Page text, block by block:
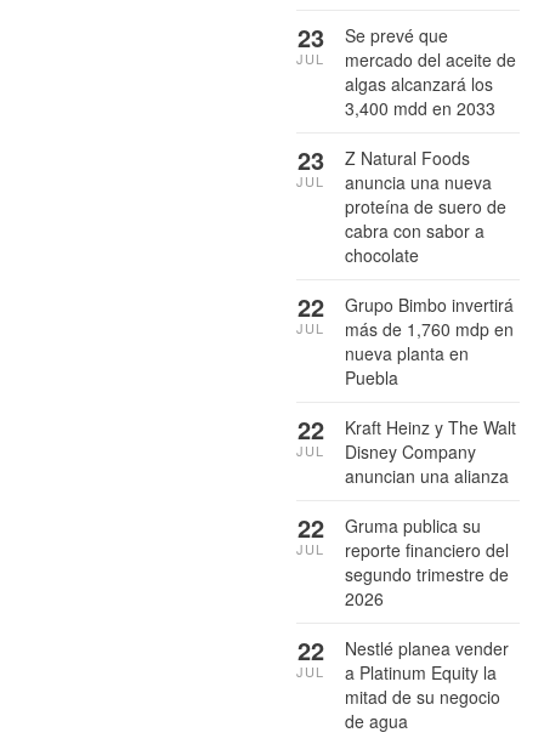
Se prevé que
mercado del aceite de
algas alcanzará los
3,400 mdd en 2033
23
JUL
Z Natural Foods
anuncia una nueva
proteína de suero de
cabra con sabor a
chocolate
23
JUL
Grupo Bimbo invertirá
más de 1,760 mdp en
nueva planta en
Puebla
22
JUL
Kraft Heinz y The Walt
Disney Company
anuncian una alianza
22
JUL
Gruma publica su
reporte financiero del
segundo trimestre de
2026
22
JUL
Nestlé planea vender
a Platinum Equity la
mitad de su negocio
de agua
22
JUL